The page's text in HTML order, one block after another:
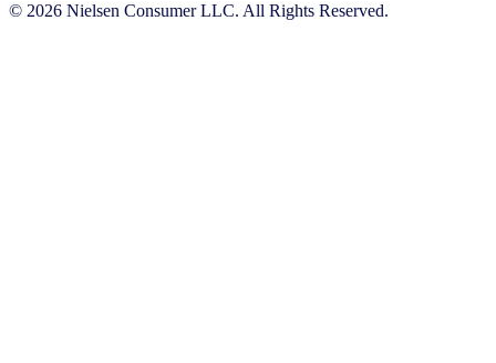
© 2026 Nielsen Consumer LLC. All Rights Reserved.